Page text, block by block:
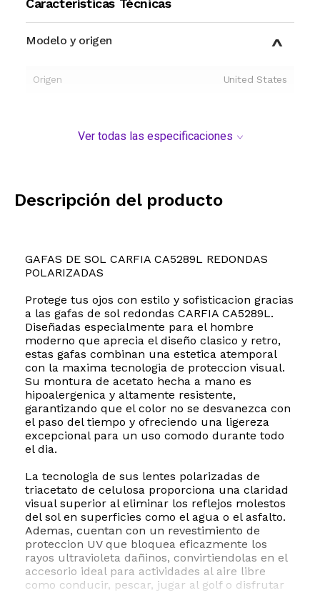
Características Técnicas
Modelo y origen
Origen United States
Ver todas las especificaciones
Descripción del producto
GAFAS DE SOL CARFIA CA5289L REDONDAS
POLARIZADAS
Protege tus ojos con estilo y sofisticacion gracias
a las gafas de sol redondas CARFIA CA5289L.
Diseñadas especialmente para el hombre
moderno que aprecia el diseño clasico y retro,
estas gafas combinan una estetica atemporal
con la maxima tecnologia de proteccion visual.
Su montura de acetato hecha a mano es
hipoalergenica y altamente resistente,
garantizando que el color no se desvanezca con
el paso del tiempo y ofreciendo una ligereza
excepcional para un uso comodo durante todo
el dia.
La tecnologia de sus lentes polarizadas de
triacetato de celulosa proporciona una claridad
visual superior al eliminar los reflejos molestos
del sol en superficies como el agua o el asfalto.
Ademas, cuentan con un revestimiento de
proteccion UV que bloquea eficazmente los
rayos ultravioleta dañinos, convirtiendolas en el
accesorio ideal para actividades al aire libre
como conducir, pescar, jugar al golf o disfrutar